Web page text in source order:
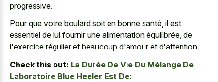
progressive.
Pour que votre boulard soit en bonne santé, il est
essentiel de lui fournir une alimentation équilibrée, de
l'exercice régulier et beaucoup d'amour et d'attention.
Check this out: La Durée De Vie Du Mélange De
Laboratoire Blue Heeler Est De: